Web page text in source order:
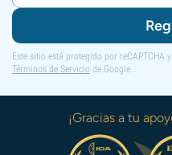
Este sitio está protegido por reCAPTCHA
Términos de Servicio de Google.
¡Gracias a tu